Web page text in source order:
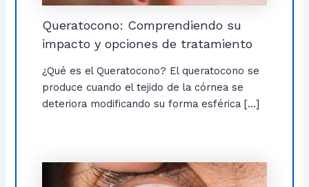
Queratocono: Comprendiendo su
impacto y opciones de tratamiento
¿Qué es el Queratocono? El queratocono se
produce cuando el tejido de la córnea se
deteriora modificando su forma esférica […]